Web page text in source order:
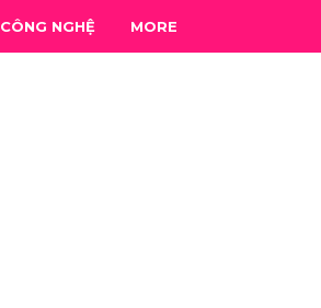
CÔNG NGHỆ MORE